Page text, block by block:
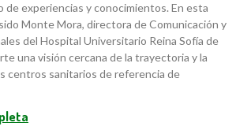
de experiencias y conocimientos. En esta
Monte Mora, directora de Comunicación y
del Hospital Universitario Reina Sofía de
una visión cercana de la trayectoria y la
centros sanitarios de referencia de